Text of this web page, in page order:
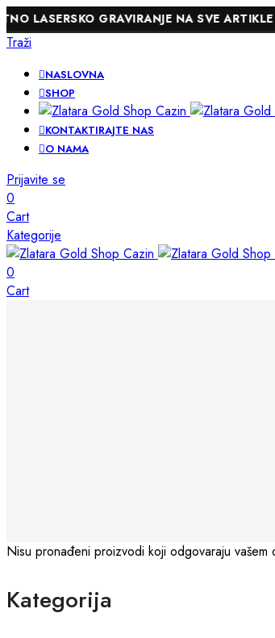
GRAVIRANJE NA SVE ARTIKLE •
Traži
NASLOVNA
SHOP
KONTAKTIRAJTE NAS
O NAMA
Prijavite se
0
Cart
Kategorije
0
Cart
Nisu pronađeni proizvodi koji odgovaraju vašem
Kategorija